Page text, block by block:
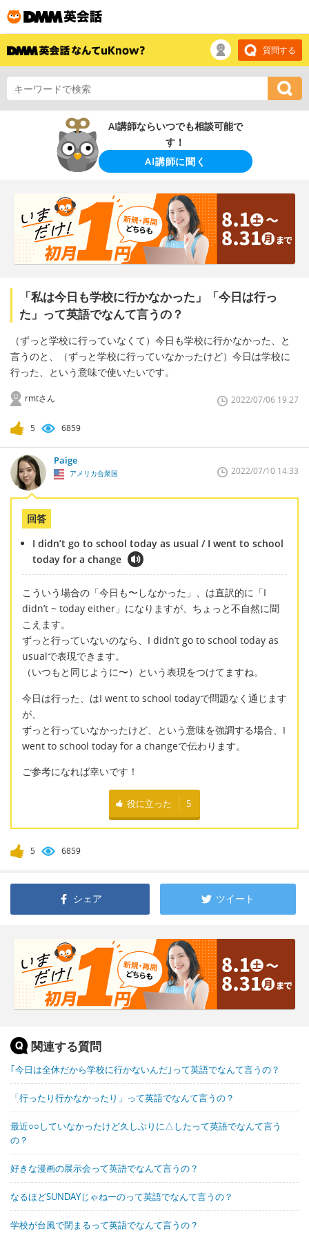
質問する
AI講師ならいつでも相談可能で
す！
AI講師に聞く
「私は今日も学校に行かなかった」「今日は行っ
た」って英語でなんて言うの？
（ずっと学校に行っていなくて）今日も学校に行かなかった、と
言うのと、（ずっと学校に行っていなかったけど）今日は学校に
行った、という意味で使いたいです。
rmtさん 2022/07/06 19:27
5 6859
Paige
アメリカ合衆国 2022/07/10 14:33
回答
I didn’t go to school today as usual / I went to school
today for a change
こういう場合の「今日も〜しなかった」、は直訳的に「I
didn’t ~ today either」になりますが、ちょっと不自然に聞
こえます。
ずっと行っていないのなら、I didn’t go to school today as
usualで表現できます。
（いつもと同じように〜）という表現をつけてますね。
今日は行った、はI went to school todayで問題なく通じます
が、
ずっと行っていなかったけど、という意味を強調する場合、I
went to school today for a changeで伝わります。
ご参考になれば幸いです！
役に立った 5
5 6859
シェア ツイート
関連する質問
｢今日は全休だから学校に行かないんだ｣って英語でなんて言うの？
「行ったり行かなかったり」って英語でなんて言うの？
最近○○していなかったけど久しぶりに△したって英語でなんて言う
の？
好きな漫画の展示会って英語でなんて言うの？
なるほどSUNDAYじゃねーのって英語でなんて言うの？
学校が台風で閉まるって英語でなんて言うの？